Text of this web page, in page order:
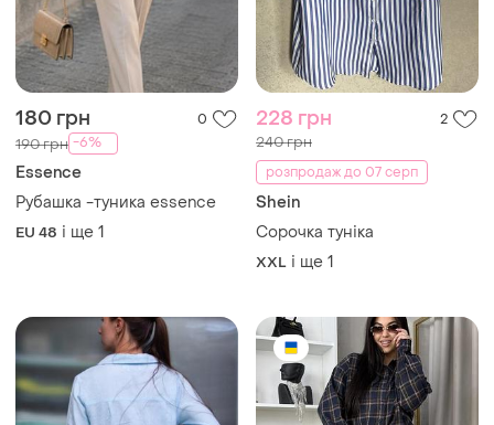
180 грн 0
190 грн -6%
Essence
Рубашка -туника essence
EU 48 і ще 1
228 грн 2
240 грн
розпродаж до 07 серп
Shein
Сорочка туніка
XXL і ще 1